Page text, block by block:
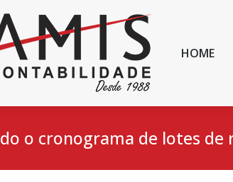
HOME
o cronograma de lotes de